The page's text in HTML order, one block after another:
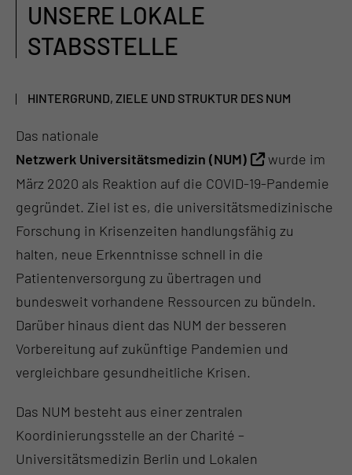
UNSERE LOKALE
STABSSTELLE
HINTERGRUND, ZIELE UND STRUKTUR DES NUM
Das nationale
Netzwerk Universitätsmedizin (NUM)
wurde im
März 2020 als Reaktion auf die COVID-19-Pandemie
gegründet. Ziel ist es, die universitätsmedizinische
Forschung in Krisenzeiten handlungsfähig zu
halten, neue Erkenntnisse schnell in die
Patientenversorgung zu übertragen und
bundesweit vorhandene Ressourcen zu bündeln.
Darüber hinaus dient das NUM der besseren
Vorbereitung auf zukünftige Pandemien und
vergleichbare gesundheitliche Krisen.
Das NUM besteht aus einer zentralen
Koordinierungsstelle an der Charité –
Universitätsmedizin Berlin und Lokalen